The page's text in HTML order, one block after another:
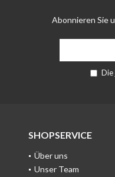
Abonnieren Sie
Die
SHOPSERVICE
Über uns
Unser Team